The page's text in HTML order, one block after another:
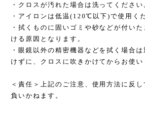
・クロスが汚れた場合は洗ってください
・アイロンは低温(120℃以下)で使用く
・拭くものに固いゴミや砂などが付い
ける原因となります。
・眼鏡以外の精密機器などを拭く場合
けずに、クロスに吹きかけてからお使い
＜責任＞上記のご注意、使用方法に反
負いかねます。